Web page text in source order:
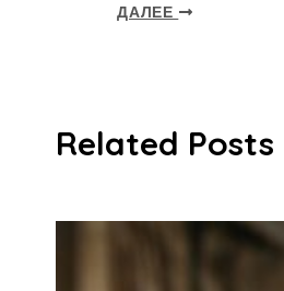
ДАЛЕЕ
Related Posts